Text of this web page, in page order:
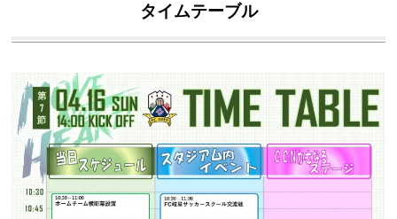
タイムテーブル